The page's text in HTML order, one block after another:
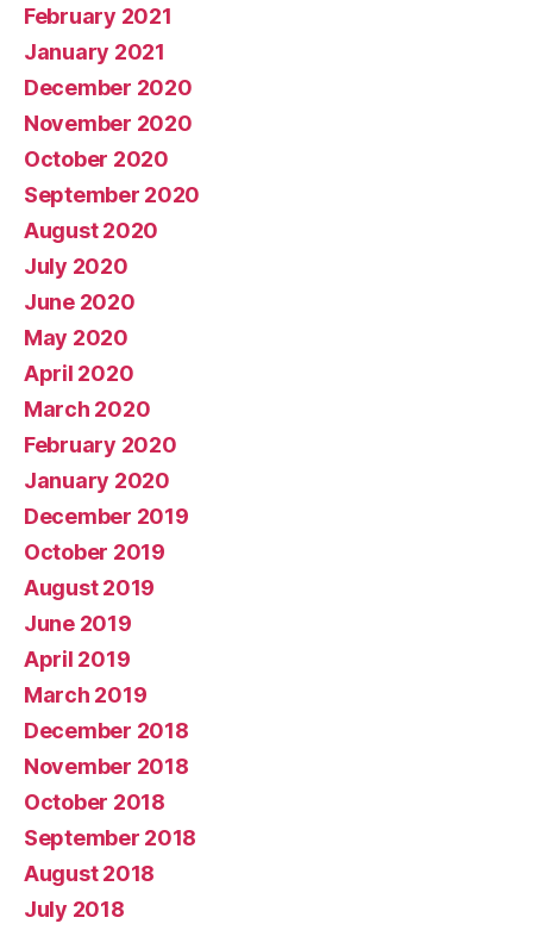
February 2021
January 2021
December 2020
November 2020
October 2020
September 2020
August 2020
July 2020
June 2020
May 2020
April 2020
March 2020
February 2020
January 2020
December 2019
October 2019
August 2019
June 2019
April 2019
March 2019
December 2018
November 2018
October 2018
September 2018
August 2018
July 2018